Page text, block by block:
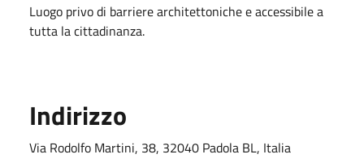
Luogo privo di barriere architettoniche e accessibile a
tutta la cittadinanza.
Indirizzo
Via Rodolfo Martini, 38, 32040 Padola BL, Italia